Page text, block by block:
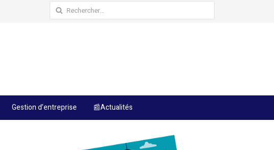
Rechercher :
Gestion d’entreprise 📰Actualités